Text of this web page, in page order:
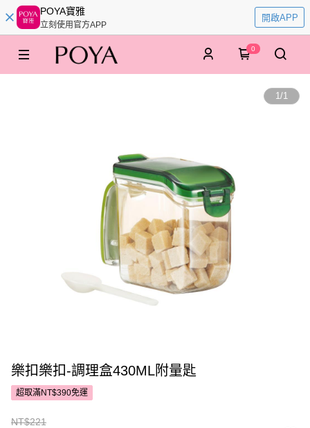
POYA寶雅
立刻使用官方APP
開啟APP
0
1/1
樂扣樂扣-調理盒430ML附量匙
超取滿NT$390免運
NT$221